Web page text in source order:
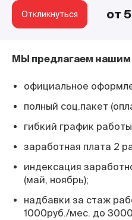
Наши проекты
Откликнуться от
МЫ предлагаем нашим
официальное
полный соц.пакет
гибкий график
заработная плата 2
индексация
(май, ноябрь);
надбавки за стаж
1000руб./мес. до